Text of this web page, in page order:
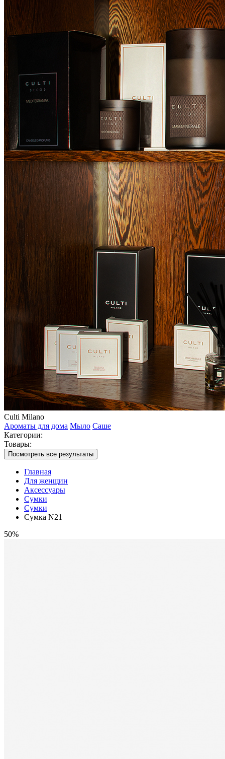
Culti Milano
Ароматы для дома Мыло Саше
Категории:
Товары:
Посмотреть все результаты
Главная
Для женщин
Аксессуары
Сумки
Сумки
Сумка N21
50%